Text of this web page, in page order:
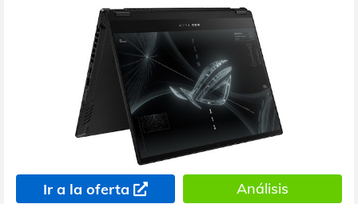
Ir a la oferta Análisis